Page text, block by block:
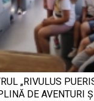
„RIVULUS
DE AVENTURI